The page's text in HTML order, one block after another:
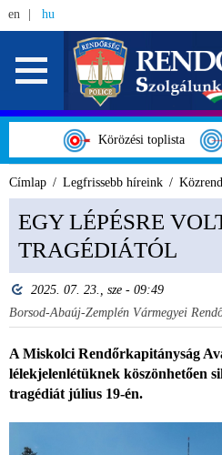
en hu
Körözési toplista
Címlap Legfrissebb híreink
EGY LÉPÉSRE
TRAGÉDIÁTÓL
2025. 07. 23., sze - 09:49
Borsod-Abaúj-Zemplén Vármegyei
A Miskolci Rendőrkapitányság
lélekjelenlétüknek köszönhetően
tragédiát július 19-én.